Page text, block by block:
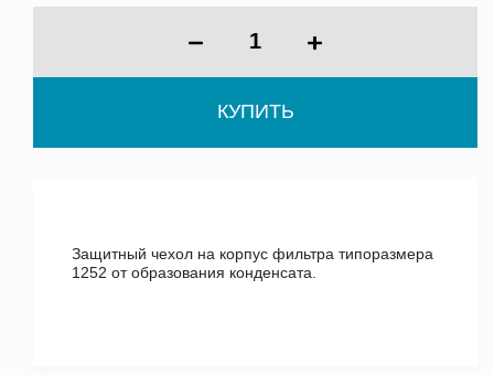
КУПИТЬ
Защитный чехол на корпус фильтра типоразмера
1252 от образования конденсата.